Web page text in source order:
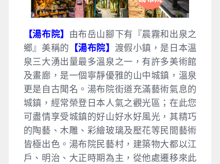
【湯布院】
由布岳山腳下有『晨霧和出泉之
鄉』美稱的 【湯布院】 渡假小鎮，是日本溫
泉三大湧出量最多溫泉之一，有許多美術館
及畫廊，是一個寧靜優雅的山中城鎮，溫泉
更是自古聞名。湯布院街道充滿藝術氣息的
城鎮，經常榮登日本人氣之觀光區；在此您
可盡情享受城鎮的好山好水好風光，其精巧
的陶藝、木雕、彩繪玻璃及壓花等民間藝術
皆極出色。湯布院民藝村，建築物大都以江
戶、明治、大正時期為主，從他處遷移來此